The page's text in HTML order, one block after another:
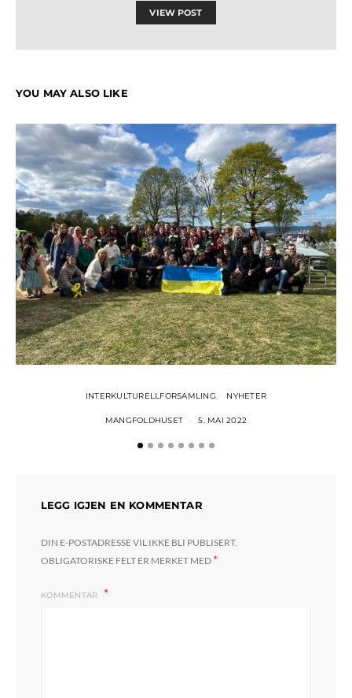
VIEW POST
YOU MAY ALSO LIKE
INTERKULTURELLFORSAMLING NYHETER
MANGFOLDHUSET 5. MAI 2022
LEGG IGJEN EN KOMMENTAR
DIN E-POSTADRESSE VIL IKKE BLI PUBLISERT.
OBLIGATORISKE FELT ER MERKET MED *
KOMMENTAR